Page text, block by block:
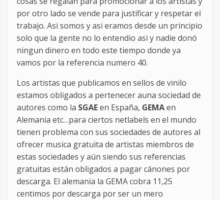
por otro lado se vende para justificar y respetar el
trabajo. Asi somos y asi eramos desde un principio
solo que la gente no lo entendio asi y nadie donó
ningun dinero en todo este tiempo donde ya
vamos por la referencia numero 40.
Los artistas que publicamos en sellos de vinilo
estamos obligados a pertenecer auna sociedad de
autores como la SGAEen España, GEMAen
Alemania etc…para ciertos netlabels en el mundo
tienen problema con sus sociedades de autores al
ofrecer musica gratuita de artistas miembros de
estas sociedades y aún siendo sus referencias
gratuitas están obligados a pagar cánones por
descarga. El alemania la GEMA cobra 11,25
centimos por descarga por ser un mero